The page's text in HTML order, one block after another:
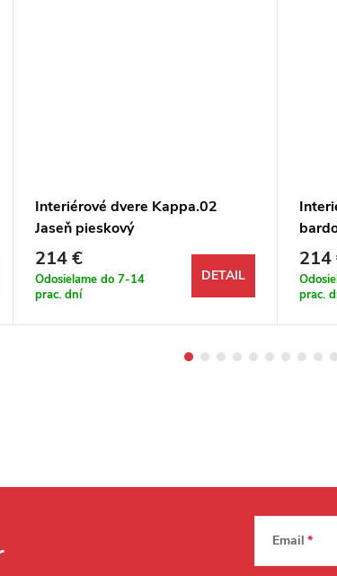
Interiérové dvere Kappa.02
Jaseň pieskový
214 €
Odosielame do 7-14
prac. dní
DETAIL
214
prac.
Email